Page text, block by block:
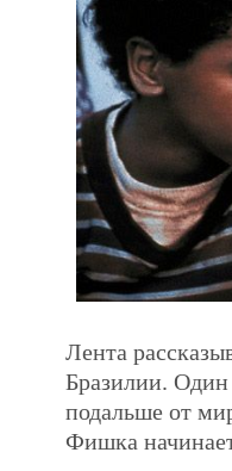
Лента
Бразилии. Один
подальше от
Фишка